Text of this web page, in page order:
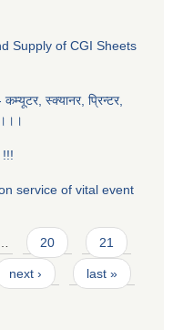
Supply of CGI Sheets
स्क्यानर, प्रिन्टर,
!!!
service of vital event
20 21
next › last »